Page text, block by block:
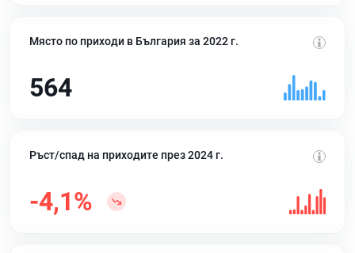
Място по приходи в България за 2022 г.
564
Ръст/спад на приходите през 2024 г.
-4,1%